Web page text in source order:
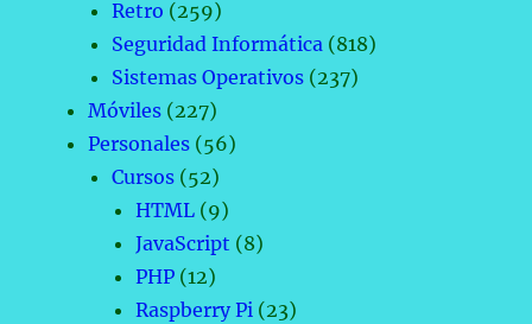
Retro (259)
Seguridad Informática (818)
Sistemas Operativos (237)
Móviles (227)
Personales (56)
Cursos (52)
HTML (9)
JavaScript (8)
PHP (12)
Raspberry Pi (23)